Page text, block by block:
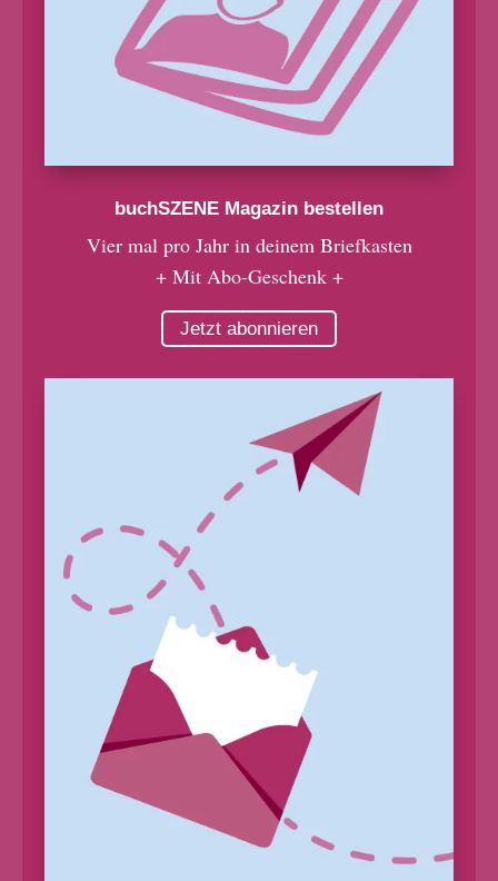
buchSZENE Magazin bestellen
Vier mal pro Jahr in deinem Briefkasten
+ Mit Abo-Geschenk +
Jetzt abonnieren